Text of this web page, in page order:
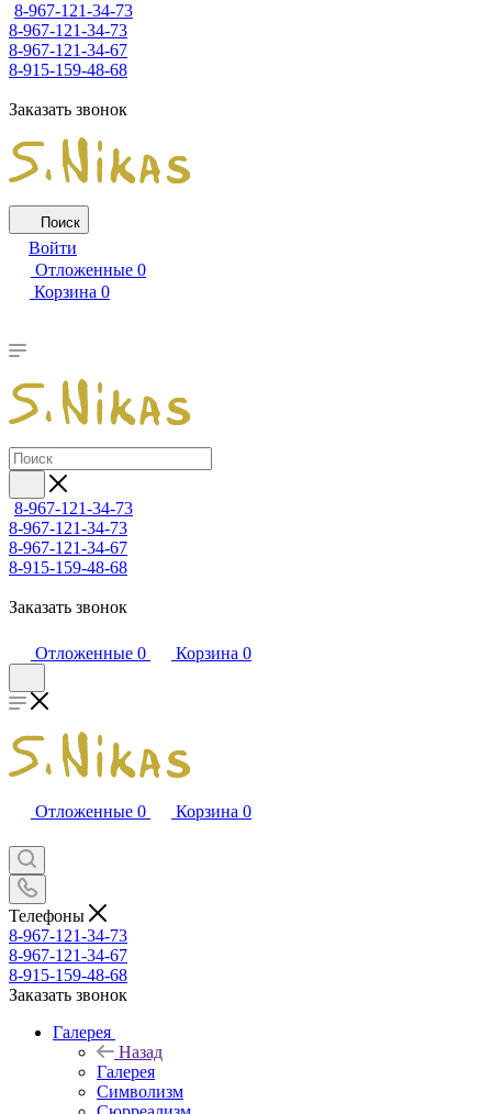
8-967-121-34-73
8-967-121-34-73
8-967-121-34-67
8-915-159-48-68
Заказать звонок
Поиск
Войти
Отложенные 0
Корзина 0
8-967-121-34-73
8-967-121-34-73
8-967-121-34-67
8-915-159-48-68
Заказать звонок
Отложенные 0 Корзина 0
Отложенные 0 Корзина 0
Телефоны
8-967-121-34-73
8-967-121-34-67
8-915-159-48-68
Заказать звонок
Галерея
Назад
Галерея
Символизм